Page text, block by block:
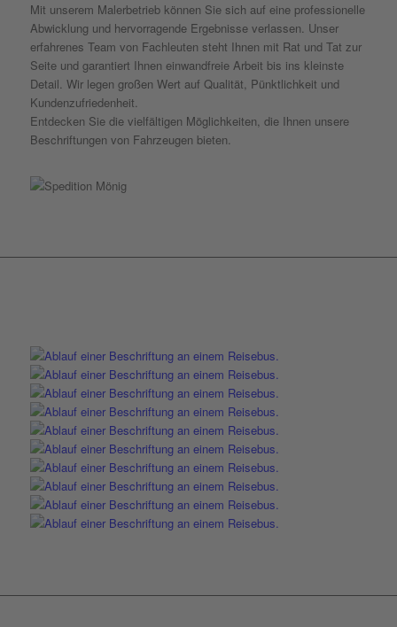
Mit unserem Malerbetrieb können Sie sich auf eine professionelle
Abwicklung und hervorragende Ergebnisse verlassen. Unser
erfahrenes Team von Fachleuten steht Ihnen mit Rat und Tat zur
Seite und garantiert Ihnen einwandfreie Arbeit bis ins kleinste
Detail. Wir legen großen Wert auf Qualität, Pünktlichkeit und
Kundenzufriedenheit.
Entdecken Sie die vielfältigen Möglichkeiten, die Ihnen unsere
Beschriftungen von Fahrzeugen bieten.